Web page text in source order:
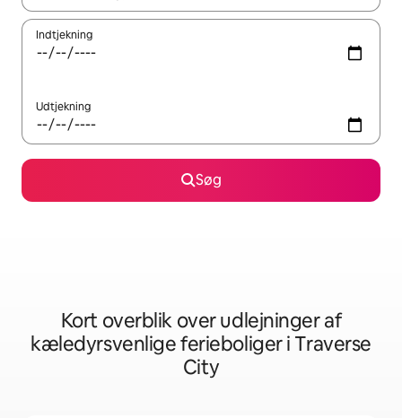
Indtjekning
Udtjekning
Søg
Kort overblik over udlejninger af
kæledyrsvenlige ferieboliger i Traverse
City